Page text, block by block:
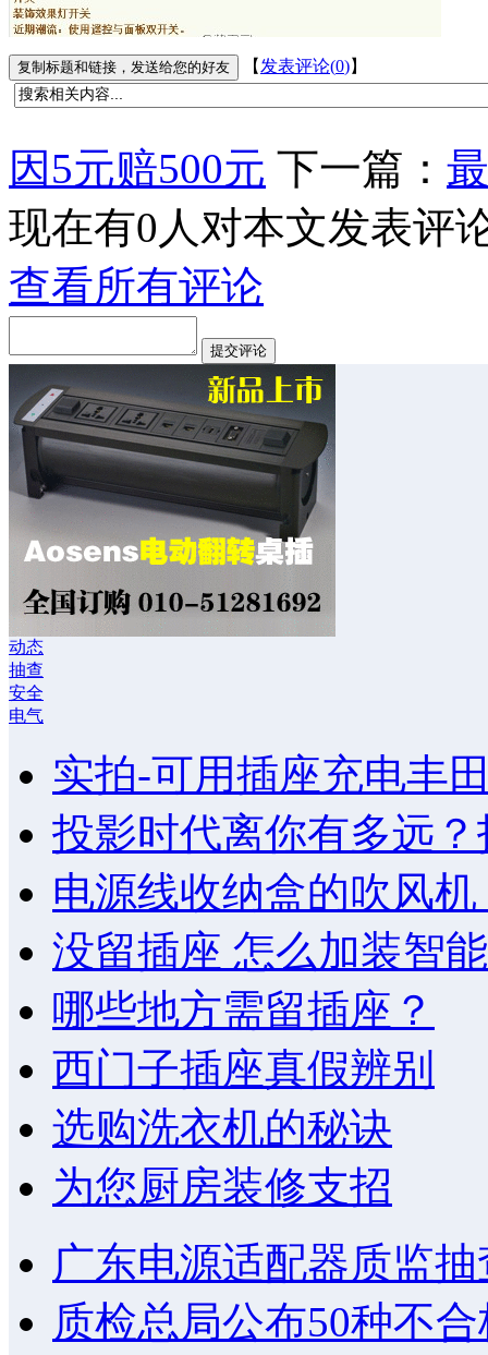
【 发表评论(0)】
因5元赔500元 下一篇：
现在有0 人对本文发表评
查看所有评论
动态
抽查
安全
电气
实拍-可用插座充电丰
投影时代离你有多远
电源线收纳盒的吹风
没留插座 怎么加装智
哪些地方需留插座？
西门子插座真假辨别
选购洗衣机的秘诀
为您厨房装修支招
广东电源适配器质监
质检总局公布50种不